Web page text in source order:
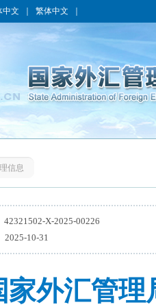
中文 繁体中文
信息
42321502-X-2025-00226
2025-10-31
家外汇管